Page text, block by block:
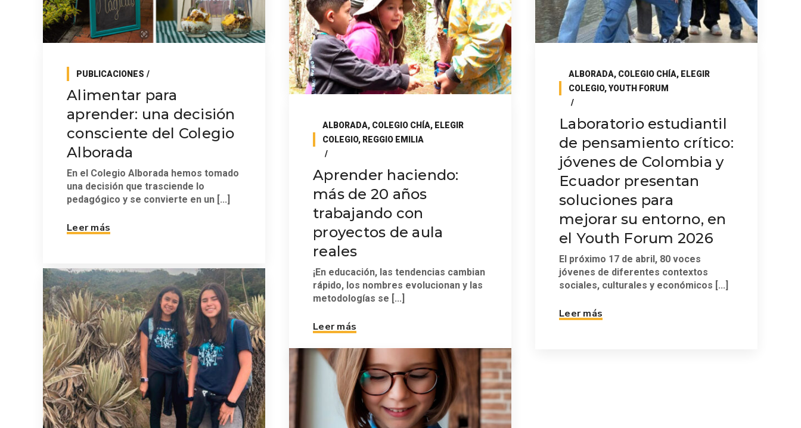
PUBLICACIONES
Alimentar para
aprender: una decisión
consciente del Colegio
Alborada
En el Colegio Alborada hemos tomado
una decisión que trasciende lo
pedagógico y se convierte en un [...]
Leer más
ALBORADA, COLEGIO CHÍA, ELEGIR
COLEGIO,YOUTH FORUM
Laboratorio estudiantil
de pensamiento crítico:
jóvenes de Colombia y
Ecuador presentan
soluciones para
mejorar su entorno, en
el Youth Forum 2026
El próximo 17 de abril, 80 voces
jóvenes de diferentes contextos
sociales, culturales y económicos [...]
Leer más
ALBORADA, COLEGIO CHÍA, ELEGIR
COLEGIO, REGGIO EMILIA
Aprender haciendo:
más de 20 años
trabajando con
proyectos de aula
reales
¡En educación, las tendencias cambian
rápido, los nombres evolucionan y las
metodologías se [...]
Leer más